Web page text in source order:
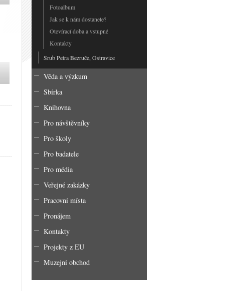
Fotoalbum
Jak se k nám dostanete?
Otevírací doba a vstupné
Kontakty
Srub Petra Bezruče, Ostravice
Věda a výzkum
Sbírka
Knihovna
Pro návštěvníky
Pro školy
Pro badatele
Pro média
Veřejné zakázky
Pracovní místa
Pronájem
Kontakty
Projekty z EU
Muzejní obchod